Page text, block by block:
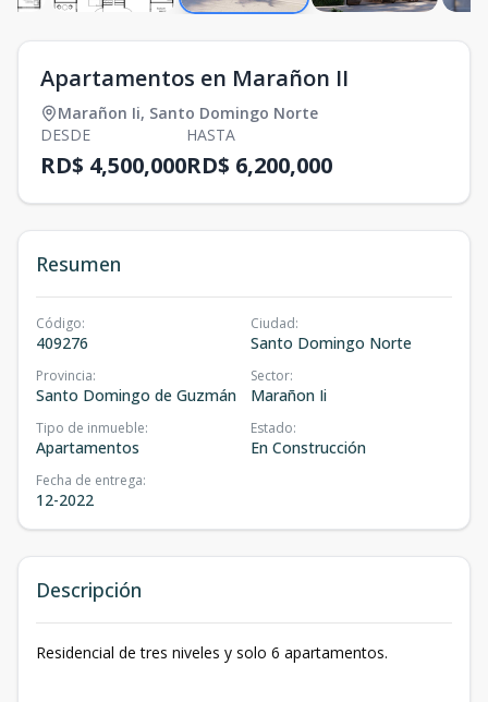
Apartamentos en Marañon II
Marañon Ii, Santo Domingo Norte
DESDE
RD$ 4,500,000
HASTA
RD$ 6,200,000
Resumen
Código:
409276
Ciudad:
Santo Domingo Norte
Provincia:
Santo Domingo de Guzmán
Sector:
Marañon Ii
Tipo de inmueble:
Apartamentos
Estado:
En Construcción
Fecha de entrega:
12-2022
Descripción
Residencial de tres niveles y solo 6 apartamentos.